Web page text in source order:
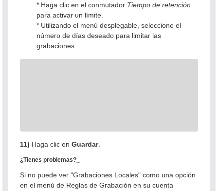
* Haga clic en el conmutador Tiempo de retención
para activar un límite.
* Utilizando el menú desplegable, seleccione el
número de días deseado para limitar las
grabaciones.
11) Haga clic en Guardar.
¿Tienes problemas?_
Si no puede ver "Grabaciones Locales" como una opción
en el menú de Reglas de Grabación en su cuenta